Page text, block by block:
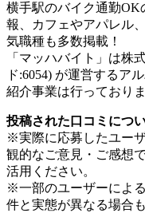
横手駅のバイク通勤
報、カフェやアパレル
気職種も多数掲載！
「マッハバイト」は株
ド:6054) が運営するア
紹介事業は行っておりま
投稿された口コミにつ
※実際に応募したユー
観的なご意見・ご感想
活用ください。
※一部のユーザーによ
件と実態が異なる場合